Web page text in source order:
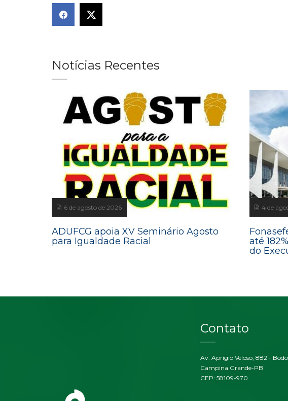
Notícias Recentes
6 de agosto de 2026
ADUFCG apoia XV Seminário Agosto
para Igualdade Racial
4 de
até
do
Contato
Av. Aprígio Veloso, 882 -
Campina Grande-PB
CEP: 58109-970